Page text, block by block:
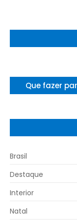
Que fazer
Brasil
Destaque
Interior
Natal